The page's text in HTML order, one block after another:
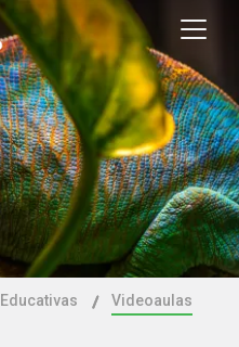
Videoaulas